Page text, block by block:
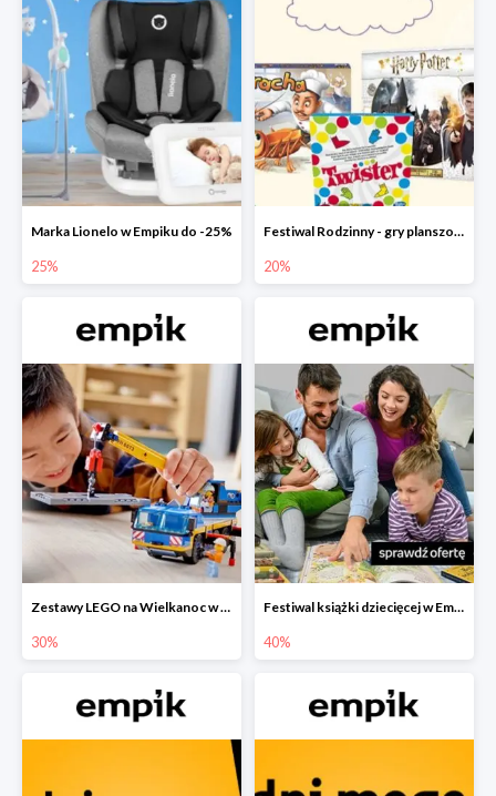
Marka Lionelo w Empiku do -25%
25%
Festiwal Rodzinny - gry planszowe w Empiku do -20%
20%
Zestawy LEGO na Wielkanoc w Empiku do -30%
30%
Festiwal książki dziecięcej w Empiku do -40%
40%